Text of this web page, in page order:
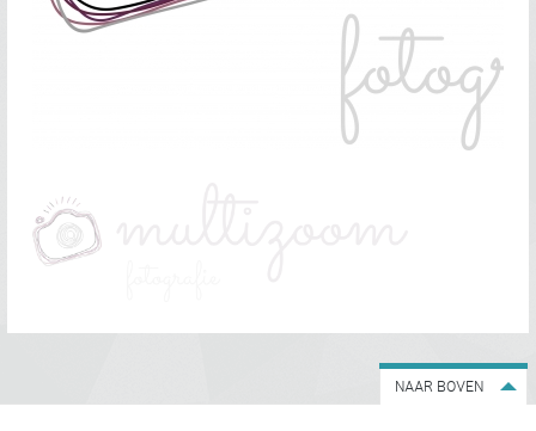
NAAR BOVEN